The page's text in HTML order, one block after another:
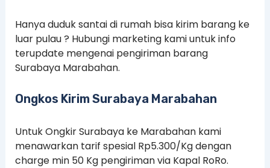
Hanya duduk santai di rumah bisa kirim barang ke
luar pulau ? Hubungi marketing kami untuk info
terupdate mengenai pengiriman barang
Surabaya Marabahan.
Ongkos Kirim Surabaya Marabahan
Untuk Ongkir Surabaya ke Marabahan kami
menawarkan tarif spesial Rp5.300/Kg dengan
charge min 50 Kg pengiriman via Kapal RoRo.